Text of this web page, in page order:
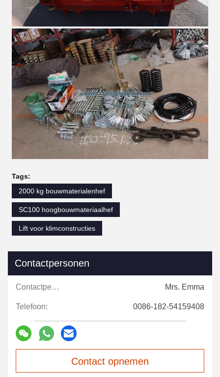
Tags:
2000 kg bouwmaterialenhef
SC100 hoogbouwmateriaalhef
Lift voor klimconstructies
Contactpersonen
Contactpersonen: Mrs. Emma
Telefoon: 0086-182-54159408
Contact opnemen